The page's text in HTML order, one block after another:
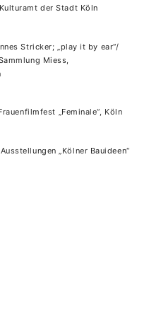
der Stadt Köln
Stricker; „play it by ear“/
Miess,
„Feminale“, Köln
„Kölner Bauideen“